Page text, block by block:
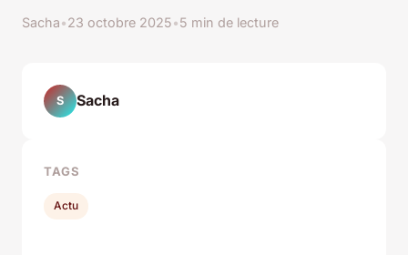
Sacha•23 octobre 2025•5 min de lecture
S Sacha
TAGS
Actu